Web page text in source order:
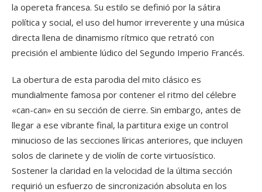
la opereta francesa. Su estilo se definió por la sátira
política y social, el uso del humor irreverente y una música
directa llena de dinamismo rítmico que retrató con
precisión el ambiente lúdico del Segundo Imperio Francés.
La obertura de esta parodia del mito clásico es
mundialmente famosa por contener el ritmo del célebre
«can-can» en su sección de cierre. Sin embargo, antes de
llegar a ese vibrante final, la partitura exige un control
minucioso de las secciones líricas anteriores, que incluyen
solos de clarinete y de violín de corte virtuosístico.
Sostener la claridad en la velocidad de la última sección
requirió un esfuerzo de sincronización absoluta en los